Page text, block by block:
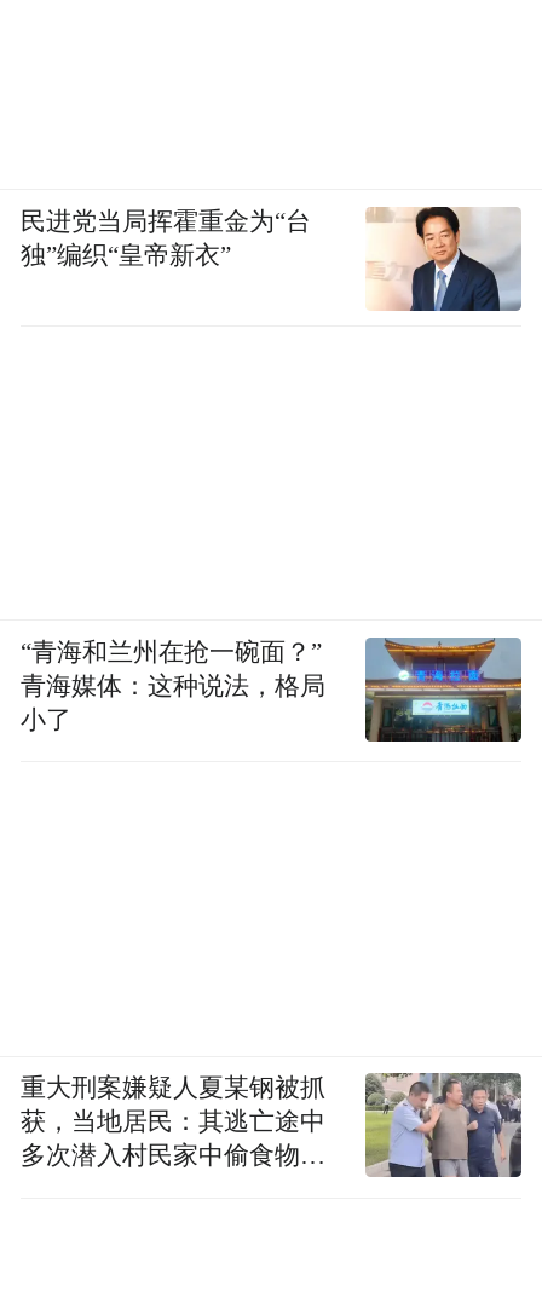
民进党当局挥霍重金为“台
独”编织“皇帝新衣”
“青海和兰州在抢一碗面？”
青海媒体：这种说法，格局
小了
重大刑案嫌疑人夏某钢被抓
获，当地居民：其逃亡途中
多次潜入村民家中偷食物被